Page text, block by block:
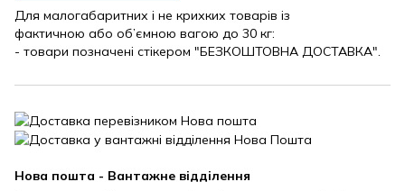
Для малогабаритних і не крихких товарів із
фактичною або об’ємною вагою до 30 кг:
- товари позначені стікером "БЕЗКОШТОВНА ДОСТАВКА".
Нова пошта - Вантажне відділення